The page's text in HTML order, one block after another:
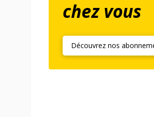
chez vous
Découvrez nos